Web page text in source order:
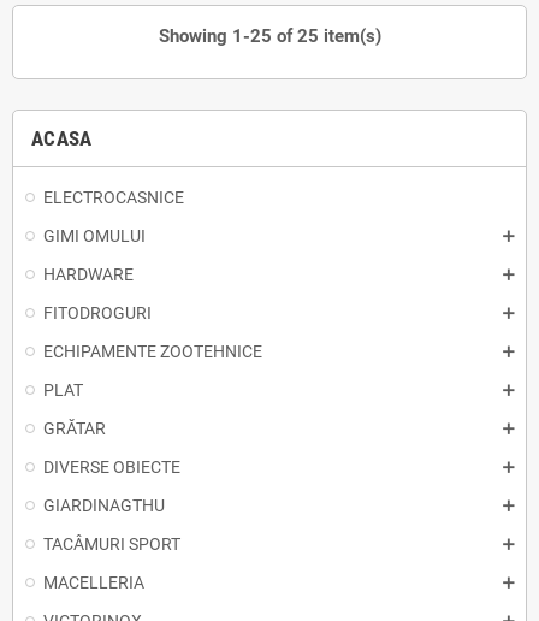
ACASA
ELECTROCASNICE
GIMI OMULUI
HARDWARE
FITODROGURI
ECHIPAMENTE ZOOTEHNICE
PLAT
GRĂTAR
DIVERSE OBIECTE
GIARDINAGTHU
TACÂMURI SPORT
MACELLERIA
Showing 1-25 of 25 item(s)